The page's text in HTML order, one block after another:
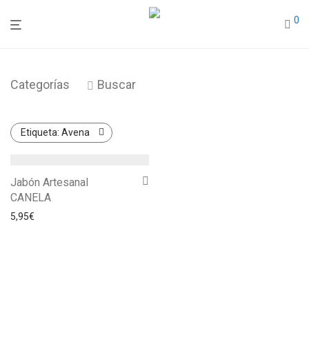
0
Categorías Buscar
Etiqueta: Avena
Jabón Artesanal
CANELA
5,95€